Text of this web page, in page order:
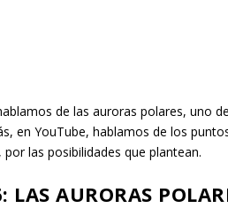
de las auroras polares, uno
en YouTube, hablamos de los
las posibilidades que plantean.
AURORAS